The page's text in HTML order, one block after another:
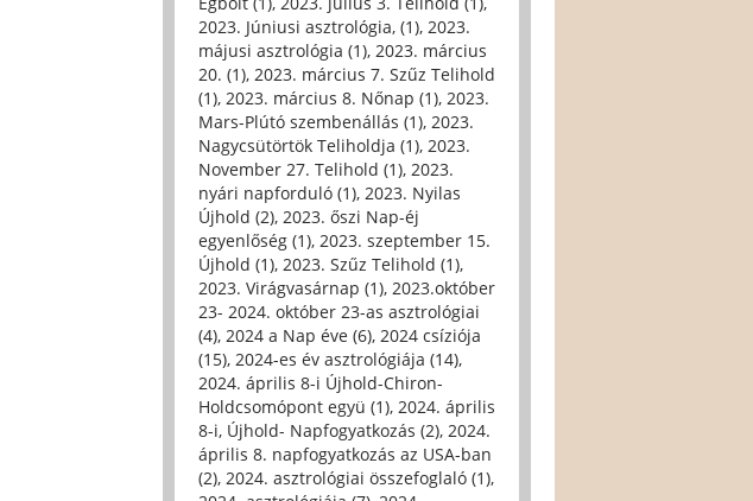
2023. Júniusi asztrológia, (1), 2023.
májusi asztrológia (1), 2023. március
20. (1), 2023. március 7. Szűz Telihold
(1), 2023. március 8. Nőnap (1), 2023.
Mars-Plútó szembenállás (1), 2023.
Nagycsütörtök Teliholdja (1), 2023.
November 27. Telihold (1), 2023.
nyári napforduló (1), 2023. Nyilas
Újhold (2), 2023. őszi Nap-éj
egyenlőség (1), 2023. szeptember 15.
Újhold (1), 2023. Szűz Telihold (1),
2023. Virágvasárnap (1), 2023.október
23- 2024. október 23-as asztrológiai
(4), 2024 a Nap éve (6), 2024 csíziója
(15), 2024-es év asztrológiája (14),
2024. április 8-i Újhold-Chiron-
Holdcsomópont együ (1), 2024. április
8-i, Újhold- Napfogyatkozás (2), 2024.
április 8. napfogyatkozás az USA-ban
(2), 2024. asztrológiai összefoglaló (1),